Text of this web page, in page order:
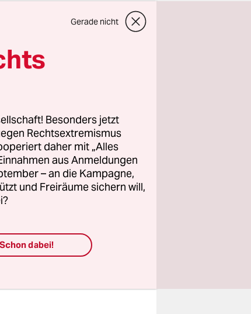
NXP
Gerade nicht
Besonders jetzt
Rechtsextremismus
daher mit „Alles
aus Anmeldungen
– an die Kampagne,
und Freiräume sichern will,
Schon dabei!